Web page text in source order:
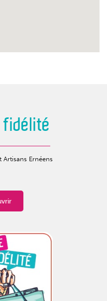
fidélité
Ernéens